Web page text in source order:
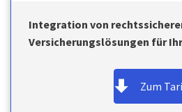
Integration von
Versicherungslösungen für
Zum